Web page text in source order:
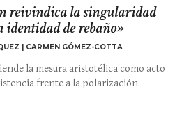
reivindica la singularidad
identidad de rebaño»
| CARMEN GÓMEZ-COTTA
la mesura aristotélica como acto
frente a la polarización.